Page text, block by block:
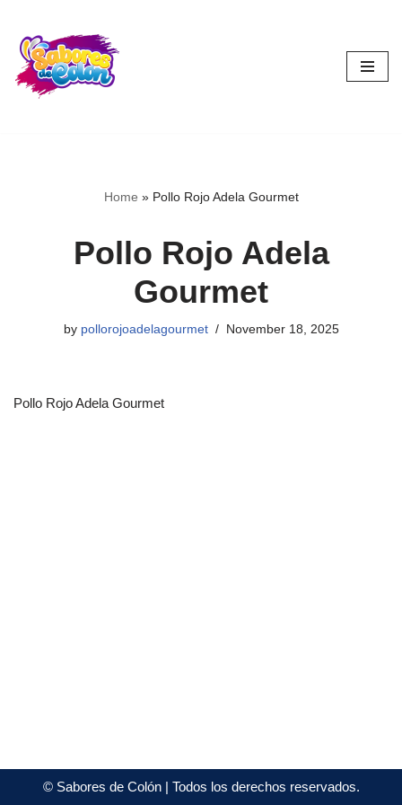
Skip
to
content
Home » Pollo Rojo Adela Gourmet
Pollo Rojo Adela
Gourmet
by pollorojoadelagourmet November 18, 2025
Pollo Rojo Adela Gourmet
©Sabores de Colón| Todos los derechos reservados.